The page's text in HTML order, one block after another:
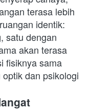
terasa lebih
identik:
satu dengan
akan terasa
fisiknya sama
dan psikologi